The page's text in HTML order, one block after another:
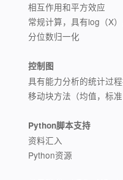
相互作用和平方效应
常规计算，具有log（X
分位数归一化
控制图
具有能力分析的统计过程
移动块方法（均值，标
Python脚本支持
资料汇入
Python资源